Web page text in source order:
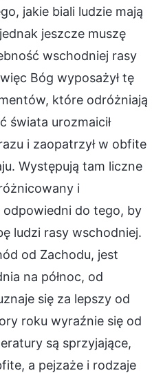
jakie biali ludzie mają
jeszcze muszę
wschodniej rasy
Bóg wyposażył tę
które odróżniają
świata urozmaicił
i zaopatrzył w obfite
Występują tam liczne
i
do tego, by
ludzi rasy wschodniej.
od Zachodu, jest
na północ, od
się za lepszy od
roku wyraźnie się od
są sprzyjające,
a pejzaże i rodzaje